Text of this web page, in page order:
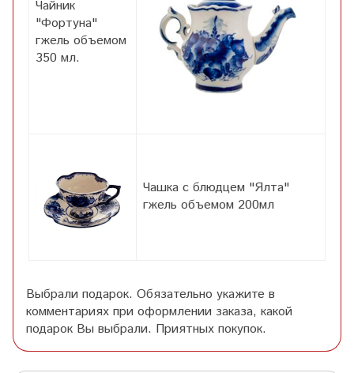
Чайник
"Фортуна"
гжель объемом
350 мл.
Чашка с блюдцем "Ялта"
гжель объемом 200мл
Выбрали подарок. Обязательно укажите в
комментариях при оформлении заказа, какой
подарок Вы выбрали. Приятных покупок.